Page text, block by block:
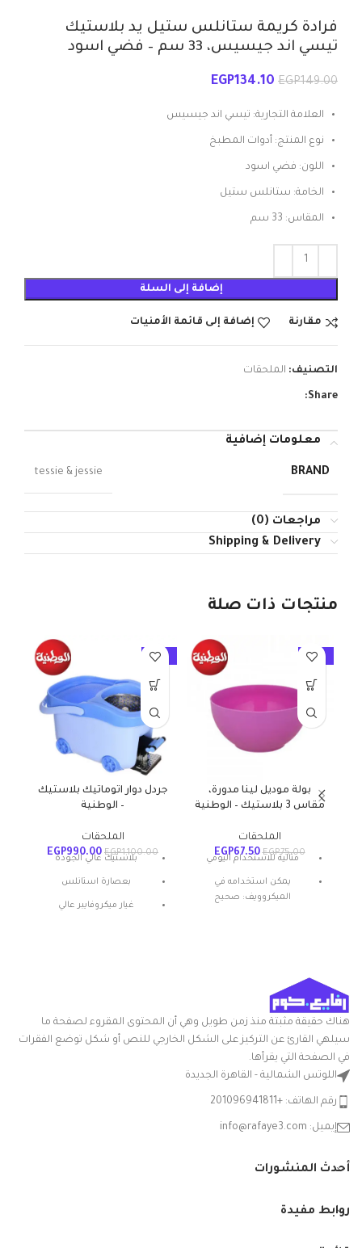
فرادة كريمة ستانلس ستيل يد بلاستيك
تيسي اند جيسيس، 33 سم – فضي اسود
EGP149.00
EGP134.10
العلامة التجارية: تيسي اند جيسيس
نوع المنتج: أدوات المطبخ
اللون: فضي اسود
الخامة: ستانلس ستيل
المقاس: 33 سم
إضافة إلى السلة
مقارنة إضافة إلى قائمة الأمنيات
التصنيف: الملحقات
Share:
معلومات إضافية
BRAND
tessie & jessie
مراجعات (0)
Shipping & Delivery
منتجات ذات صلة
-10%
بولة موديل لينا مدورة،
مقاس 3 بلاستيك – الوطنية
الملحقات
EGP75.00
EGP67.50
مثالية للاستخدام اليومي
يمكن استخدامه في
الميكروويف: صحيح
ميزة خاصة: المتانة
-10%
جردل دوار اتوماتيك بلاستيك
– الوطنية
الملحقات
EGP1,100.00
EGP990.00
بلاستيك عالي الجودة
بعصارة استانلس
غيار ميكروفايبر عالي
هناك حقيقة مثبتة منذ زمن طويل وهي أن المحتوى المقروء لصفحة ما
سيلهي القارئ عن التركيز على الشكل الخارجي للنص أو شكل توضع الفقرات
في الصفحة التي يقرأها.
اللوتس الشمالية - القاهرة الجديدة
رقم الهاتف: +201096941811
إيميل: info@rafaye3.com
أحدث المنشورات
روابط مفيدة